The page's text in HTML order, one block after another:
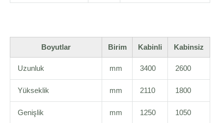
Boyutlar Birim Kabinli Kabinsiz
Uzunluk mm 3400 2600
Yükseklik mm 2110 1800
Genişlik mm 1250 1050